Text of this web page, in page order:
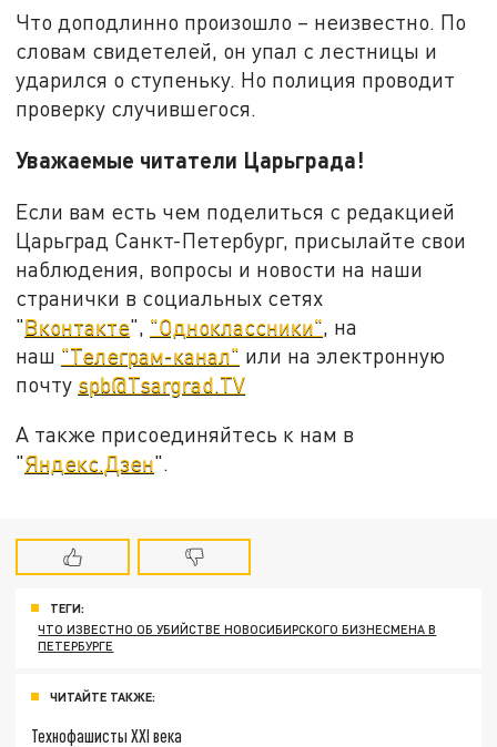
Что доподлинно произошло – неизвестно. По
словам свидетелей, он упал с лестницы и
ударился о ступеньку. Но полиция проводит
проверку случившегося.
Уважаемые читатели Царьграда!
Если вам есть чем поделиться с редакцией
Царьград Санкт-Петербург, присылайте свои
наблюдения, вопросы и новости на наши
странички в социальных сетях
"Вконтакте", "Одноклассники" , на
наш "Телеграм-канал" или на электронную
почту spb@Tsargrad.TV
А также присоединяйтесь к нам в
"Яндекс.Дзен".
ТЕГИ:
ЧТО ИЗВЕСТНО ОБ УБИЙСТВЕ НОВОСИБИРСКОГО БИЗНЕСМЕНА В
ПЕТЕРБУРГЕ
ЧИТАЙТЕ ТАКЖЕ:
Технофашисты XXI века